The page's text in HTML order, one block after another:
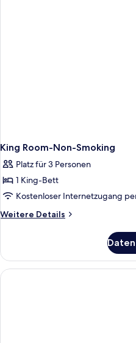
King Room-Non-Smoking
Platz für 3 Personen
1 King-Bett
Kostenloser Internetzugang
Weitere Details
Weitere
Room-
Non-
Smoking